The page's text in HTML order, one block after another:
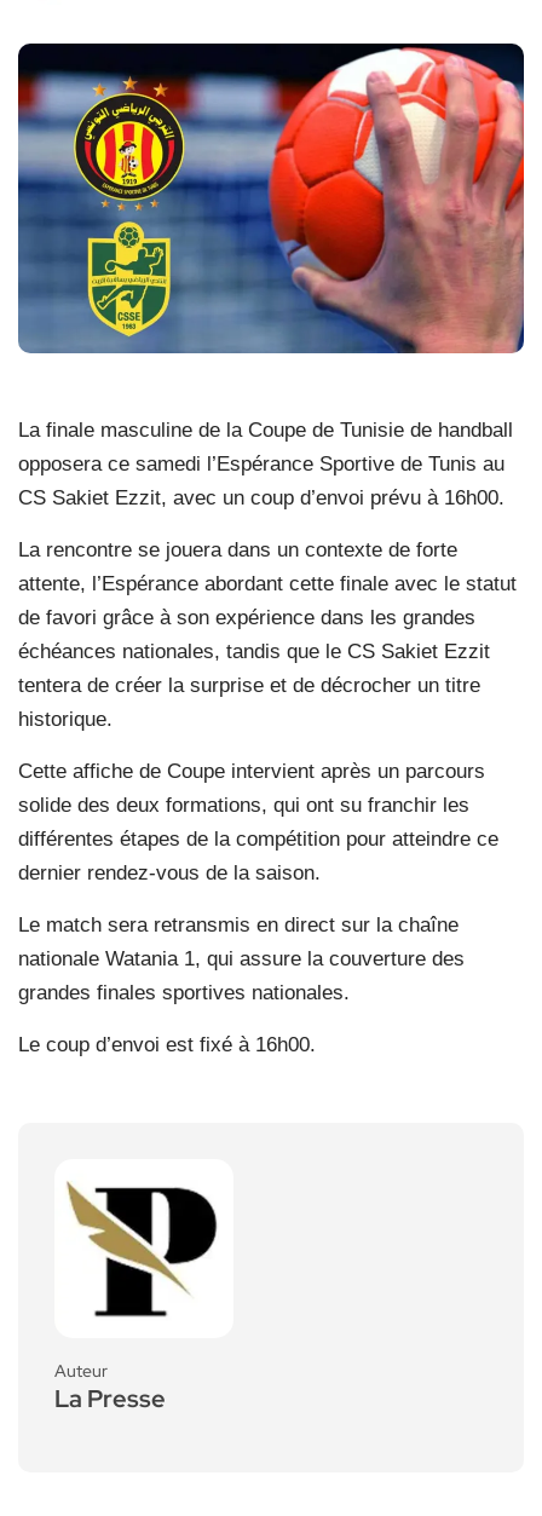
La finale masculine de la Coupe de Tunisie de handball
opposera ce samedi l’Espérance Sportive de Tunis au
CS Sakiet Ezzit, avec un coup d’envoi prévu à 16h00.
La rencontre se jouera dans un contexte de forte
attente, l’Espérance abordant cette finale avec le statut
de favori grâce à son expérience dans les grandes
échéances nationales, tandis que le CS Sakiet Ezzit
tentera de créer la surprise et de décrocher un titre
historique.
Cette affiche de Coupe intervient après un parcours
solide des deux formations, qui ont su franchir les
différentes étapes de la compétition pour atteindre ce
dernier rendez-vous de la saison.
Le match sera retransmis en direct sur la chaîne
nationale Watania 1, qui assure la couverture des
grandes finales sportives nationales.
Le coup d’envoi est fixé à 16h00.
Auteur
La Presse